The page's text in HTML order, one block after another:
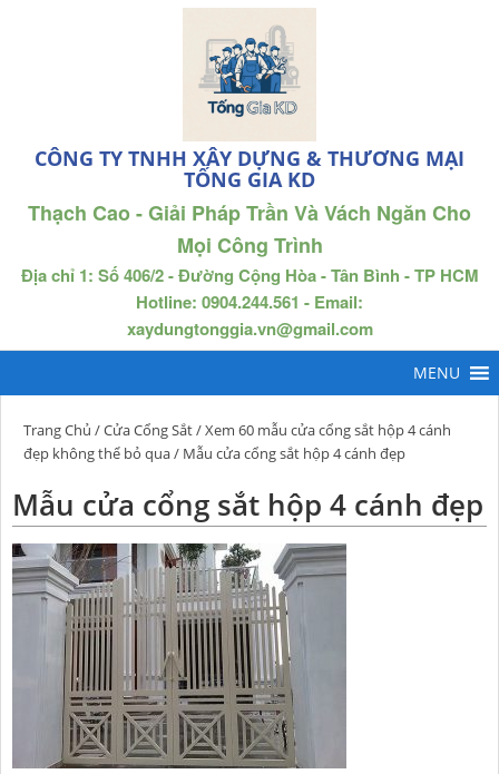
CÔNG TY TNHH XÂY DỰNG & THƯƠNG MẠI
TỐNG GIA KD
Thạch Cao - Giải Pháp Trần Và Vách Ngăn Cho
Mọi Công Trình
Địa chỉ 1: Số 406/2 - Đường Cộng Hòa - Tân Bình - TP HCM
Hotline: 0904.244.561 - Email:
xaydungtonggia.vn@gmail.com
Trang Chủ /Cửa Cổng Sắt/Xem 60 mẫu cửa cổng sắt hộp 4 cánh
đẹp không thể bỏ qua/ Mẫu cửa cổng sắt hộp 4 cánh đẹp
Mẫu cửa cổng sắt hộp 4 cánh đẹp